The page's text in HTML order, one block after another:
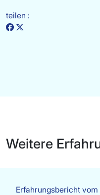
teilen :
Weitere
Erfahrungsbericht vom